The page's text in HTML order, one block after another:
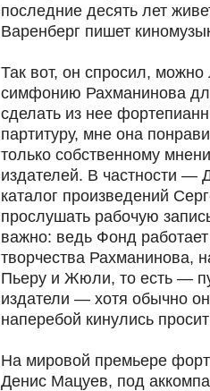
последние десять лет
Варенберг пишет
Так вот, он спросил,
симфонию Рахманинова
сделать из нее
партитуру, мне она
только собственному
издателей. В частности —
каталог произведений
прослушать рабочую
важно: ведь Фонд
творчества Рахманинова,
Пьеру и Жюли, то есть —
издатели — хотя обычно
наперебой кинулись
На мировой премьере
Денис Мацуев, под